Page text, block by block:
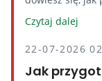
Czytaj dalej
22-07-2026
Jak